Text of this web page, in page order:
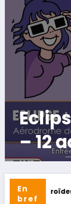
26
En
bref
des Étoiles